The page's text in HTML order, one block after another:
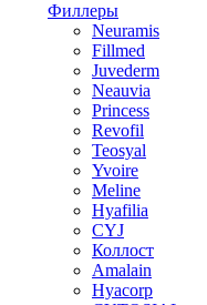
Филлеры
Neuramis
Fillmed
Juvederm
Neauvia
Princess
Revofil
Teosyal
Yvoire
Meline
Hyafilia
CYJ
Коллост
Amalain
Hyacorp